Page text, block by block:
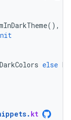
(),
DarkColors else
. kt